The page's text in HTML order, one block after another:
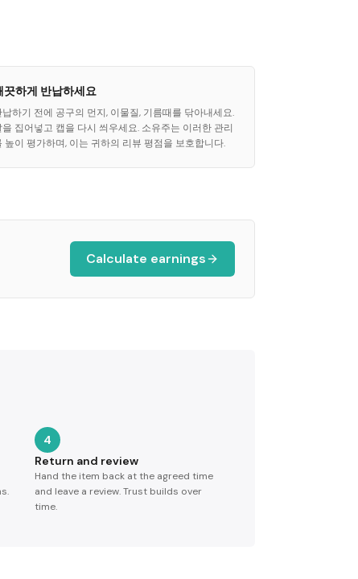
끗하게 반납하세요
납하기 전에 공구의 먼지, 이물질, 기름때를 닦아내세요.
을 집어넣고 캡을 다시 씌우세요. 소유주는 이러한 관리
높이 평가하며, 이는 귀하의 리뷰 평점을 보호합니다.
Calculate earnings
4
Return and review
Hand the item back at the agreed time
and leave a review. Trust builds over
time.